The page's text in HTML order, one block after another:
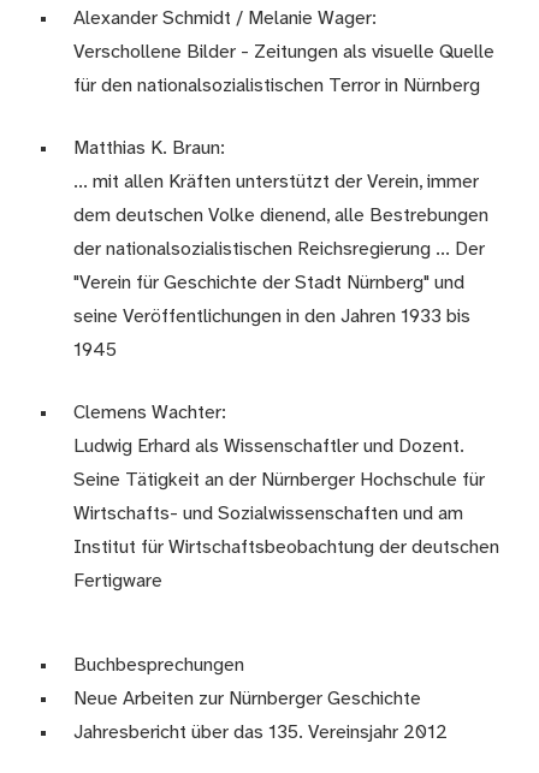
Alexander Schmidt / Melanie Wager:
Verschollene Bilder - Zeitungen als visuelle Quelle
für den nationalsozialistischen Terror in Nürnberg
Matthias K. Braun:
... mit allen Kräften unterstützt der Verein, immer
dem deutschen Volke dienend, alle Bestrebungen
der nationalsozialistischen Reichsregierung ... Der
"Verein für Geschichte der Stadt Nürnberg" und
seine Veröffentlichungen in den Jahren 1933 bis
1945
Clemens Wachter:
Ludwig Erhard als Wissenschaftler und Dozent.
Seine Tätigkeit an der Nürnberger Hochschule für
Wirtschafts- und Sozialwissenschaften und am
Institut für Wirtschaftsbeobachtung der deutschen
Fertigware
Buchbesprechungen
Neue Arbeiten zur Nürnberger Geschichte
Jahresbericht über das 135. Vereinsjahr 2012